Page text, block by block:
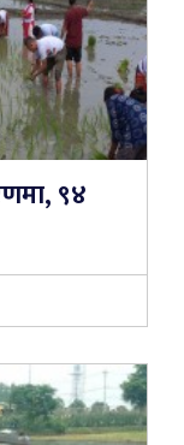
९४